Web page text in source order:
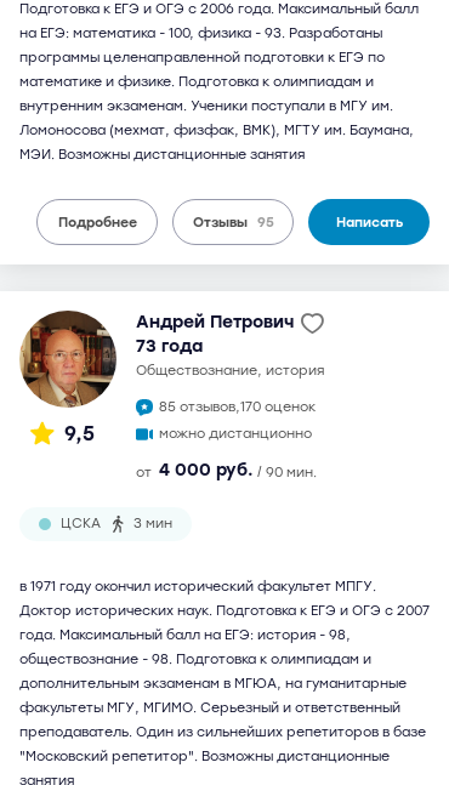
Подготовка к ЕГЭ и ОГЭ с 2006 года. Максимальный балл
на ЕГЭ: математика - 100, физика - 93. Разработаны
программы целенаправленной подготовки к ЕГЭ по
математике и физике. Подготовка к олимпиадам и
внутренним экзаменам. Ученики поступали в МГУ им.
Ломоносова (мехмат, физфак, ВМК), МГТУ им. Баумана,
МЭИ. Возможны дистанционные занятия
Подробнее Отзывы 95 Написать
9,5
Андрей Петрович
73 года
обществознание, история
85 отзывов,170 оценок
можно дистанционно
от 4 000 руб. / 90 мин.
ЦСКА 3 мин
в 1971 году окончил исторический факультет МПГУ.
Доктор исторических наук. Подготовка к ЕГЭ и ОГЭ с 2007
года. Максимальный балл на ЕГЭ: история - 98,
обществознание - 98. Подготовка к олимпиадам и
дополнительным экзаменам в МГЮА, на гуманитарные
факультеты МГУ, МГИМО. Серьезный и ответственный
преподаватель. Один из сильнейших репетиторов в базе
"Московский репетитор". Возможны дистанционные
занятия